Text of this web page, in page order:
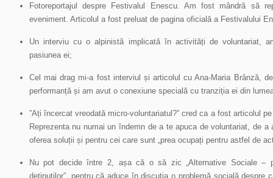
Fotoreportajul despre Festivalul Enescu. Am fost mândră să
eveniment. Articolul a fost preluat de pagina oficială a Festivalului
Un interviu cu o alpinistă implicată în activități de voluntariat,
pasiunea ei;
Cel mai drag mi-a fost interviul și articolul cu Ana-Maria Brânză,
performanță și am avut o conexiune specială cu tranziția ei din
”Ați încercat vreodată micro-voluntariatul?” cred ca a fost articolul
Reprezenta nu numai un îndemn de a te apuca de voluntariat, de
oferea soluții și pentru cei care sunt „prea ocupați pentru astfel de
Nu pot decide între 2, așa că o să zic „Alternative Sociale –
deținuților”, pentru că aduce în discuția o problemă socială despre